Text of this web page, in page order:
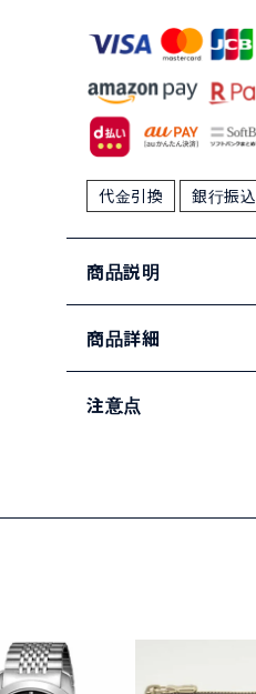
代金引換 銀行振込
商品説明
商品詳細
注意点